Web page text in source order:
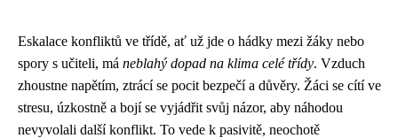
Eskalace konfliktů ve třídě, ať už jde o hádky mezi žáky nebo
spory s učiteli, má neblahý dopad na klima celé třídy. Vzduch
zhoustne napětím, ztrácí se pocit bezpečí a důvěry. Žáci se cítí ve
stresu, úzkostně a bojí se vyjádřit svůj názor, aby náhodou
nevyvolali další konflikt. To vede k pasivitě, neochotě